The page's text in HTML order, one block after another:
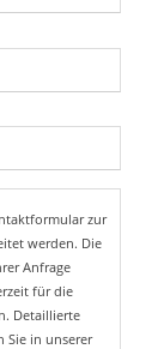
zur
werden. Die
Anfrage
für die
Detaillierte
Sie in unserer